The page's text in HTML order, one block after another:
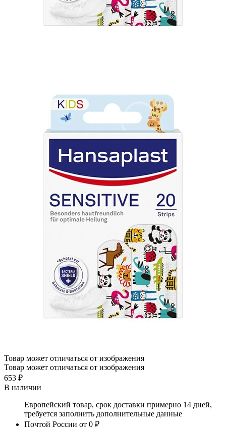
Товар может отличаться от изображения
Товар может отличаться от изображения
653 ₽
В наличии
Европейский товар, срок доставки примерно 14 дней,
требуется заполнить дополнительные данные
Почтой России от 0 ₽